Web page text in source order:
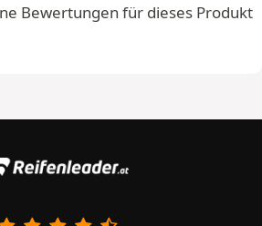
Bewertungen für dieses Produkt